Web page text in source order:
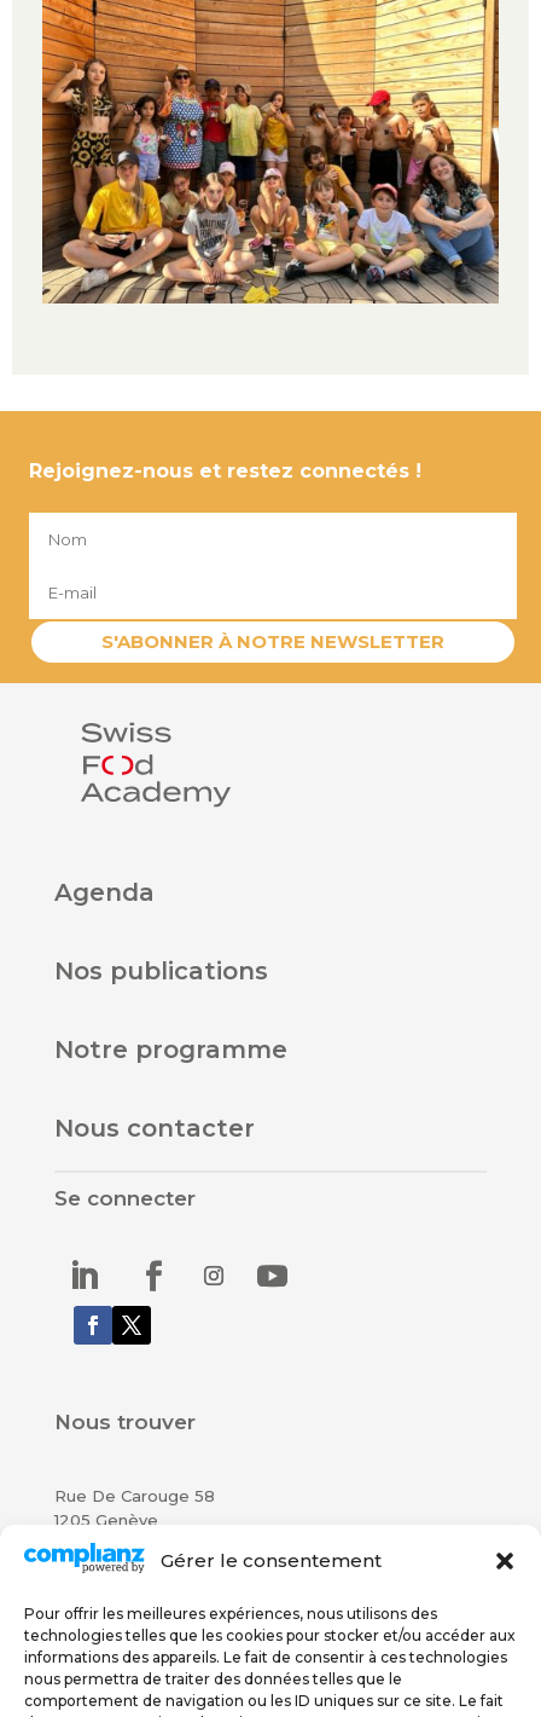
Gérer le consentement
Pour offrir les meilleures expériences, nous utilisons des
technologies telles que les cookies pour stocker et/ou accéder aux
informations des appareils. Le fait de consentir à ces technologies
nous permettra de traiter des données telles que le
comportement de navigation ou les ID uniques sur ce site. Le fait
Rejoignez-nous et restez connectés !
S'ABONNER À NOTRE NEWSLETTER
Agenda
Nos publications
Notre programme
Nous contacter
Se connecter
Nous trouver
Rue De Carouge 58
1205 Genève
076 579 67 78
Politique de confidentialité